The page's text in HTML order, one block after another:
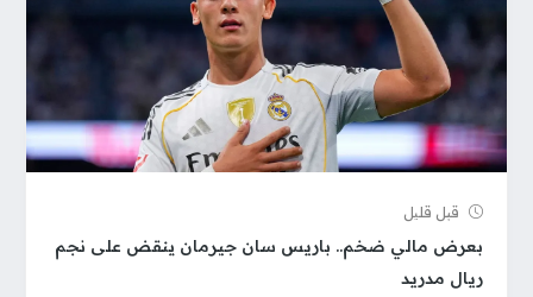
قبل قلیل
بعرض مالي ضخم.. باريس سان جيرمان ينقض على نجم
ريال مدريد